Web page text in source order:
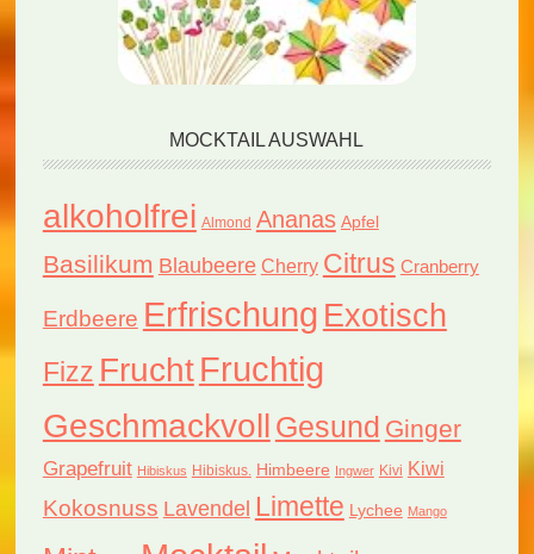
MOCKTAIL AUSWAHL
alkoholfrei Almond Ananas Apfel
Basilikum Blaubeere Cherry Citrus Cranberry
Erdbeere Erfrischung Exotisch
Fizz FruchtFruchtig
Geschmackvoll Gesund Ginger
Grapefruit Hibiskus Hibiskus. Himbeere Ingwer Kivi Kiwi
Kokosnuss Lavendel Limette Lychee Mango